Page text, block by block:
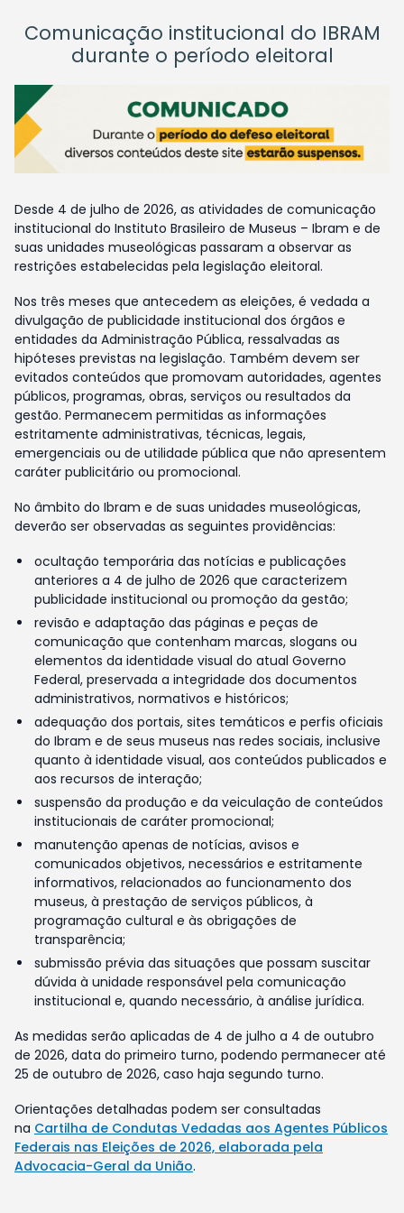
Comunicação institucional do IBRAM
durante o período eleitoral
Desde 4 de julho de 2026, as atividades de comunicação
institucional do Instituto Brasileiro de Museus – Ibram e de
suas unidades museológicas passaram a observar as
restrições estabelecidas pela legislação eleitoral.
Nos três meses que antecedem as eleições, é vedada a
divulgação de publicidade institucional dos órgãos e
entidades da Administração Pública, ressalvadas as
hipóteses previstas na legislação. Também devem ser
evitados conteúdos que promovam autoridades, agentes
públicos, programas, obras, serviços ou resultados da
gestão. Permanecem permitidas as informações
estritamente administrativas, técnicas, legais,
emergenciais ou de utilidade pública que não apresentem
caráter publicitário ou promocional.
No âmbito do Ibram e de suas unidades museológicas,
deverão ser observadas as seguintes providências:
ocultação temporária das notícias e publicações
anteriores a 4 de julho de 2026 que caracterizem
publicidade institucional ou promoção da gestão;
revisão e adaptação das páginas e peças de
comunicação que contenham marcas, slogans ou
elementos da identidade visual do atual Governo
Federal, preservada a integridade dos documentos
administrativos, normativos e históricos;
adequação dos portais, sites temáticos e perfis oficiais
do Ibram e de seus museus nas redes sociais, inclusive
quanto à identidade visual, aos conteúdos publicados e
aos recursos de interação;
suspensão da produção e da veiculação de conteúdos
institucionais de caráter promocional;
manutenção apenas de notícias, avisos e
comunicados objetivos, necessários e estritamente
informativos, relacionados ao funcionamento dos
museus, à prestação de serviços públicos, à
programação cultural e às obrigações de
transparência;
submissão prévia das situações que possam suscitar
dúvida à unidade responsável pela comunicação
institucional e, quando necessário, à análise jurídica.
As medidas serão aplicadas de 4 de julho a 4 de outubro
de 2026, data do primeiro turno, podendo permanecer até
25 de outubro de 2026, caso haja segundo turno.
Orientações detalhadas podem ser consultadas
na Cartilha de Condutas Vedadas aos Agentes Públicos
Federais nas Eleições de 2026, elaborada pela
Advocacia-Geral da União.